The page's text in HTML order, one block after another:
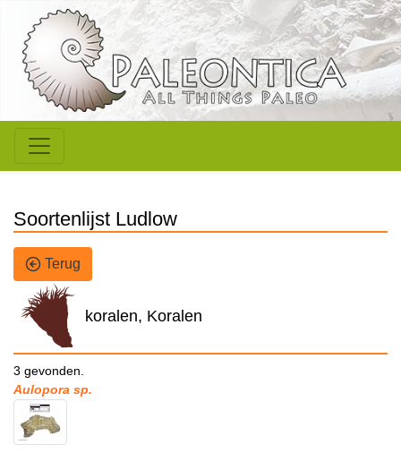
Soortenlijst Ludlow
Terug
koralen, Koralen
3 gevonden.
Aulopora sp.